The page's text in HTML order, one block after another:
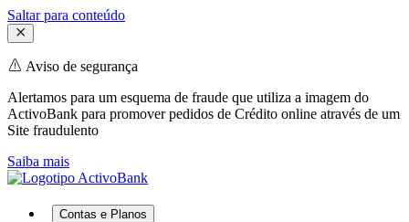
Saltar para conteúdo
Aviso de segurança
Alertamos para um esquema de fraude que utiliza a imagem do
ActivoBank para promover pedidos de Crédito online através de um
Site fraudulento
Saiba mais
Contas e Planos